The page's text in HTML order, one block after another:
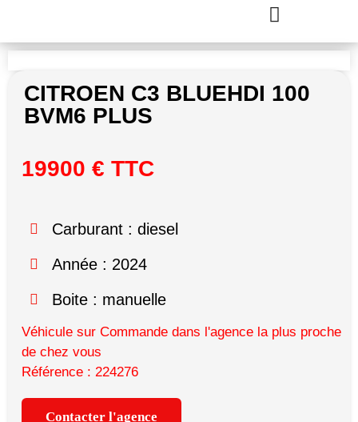
CITROEN C3 BLUEHDI 100
BVM6 PLUS
19900 € TTC
Carburant : diesel
Année : 2024
Boite : manuelle
Véhicule sur Commande dans l'agence la plus proche
de chez vous
Référence : 224276
Contacter l'agence